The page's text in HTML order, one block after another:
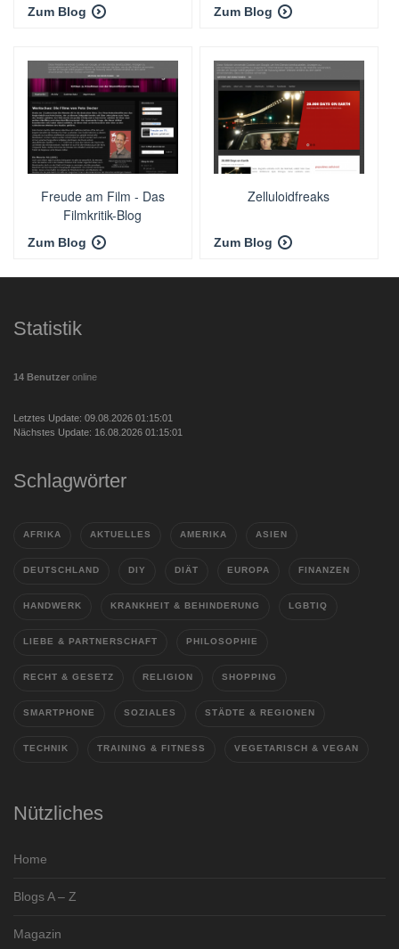
Zum Blog Zum Blog
Freude am Film - Das
Filmkritik-Blog
Zum Blog
Zelluloidfreaks
Zum Blog
Statistik
14 Benutzer online
Letztes Update: 09.08.2026 01:15:01
Nächstes Update: 16.08.2026 01:15:01
Schlagwörter
AFRIKA AKTUELLES AMERIKA ASIEN
DEUTSCHLAND DIY DIÄT EUROPA FINANZEN
HANDWERK KRANKHEIT & BEHINDERUNG LGBTIQ
LIEBE & PARTNERSCHAFT PHILOSOPHIE
RECHT & GESETZ RELIGION SHOPPING
SMARTPHONE SOZIALES STÄDTE & REGIONEN
TECHNIK TRAINING & FITNESS VEGETARISCH & VEGAN
Nützliches
Home
Blogs A – Z
Magazin